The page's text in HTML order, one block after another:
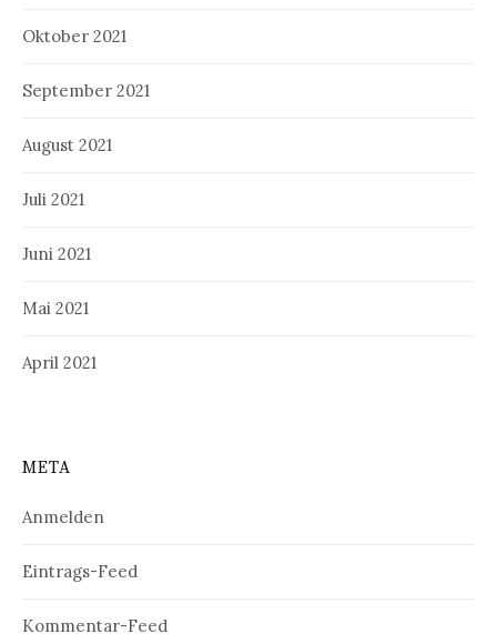
Oktober 2021
September 2021
August 2021
Juli 2021
Juni 2021
Mai 2021
April 2021
META
Anmelden
Eintrags-Feed
Kommentar-Feed